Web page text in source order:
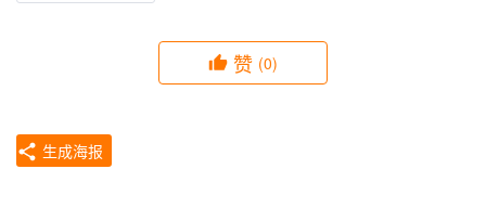
赞 (0)
生成海报